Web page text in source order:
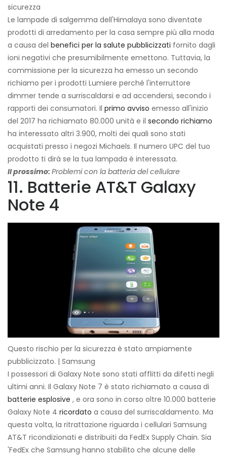
sicurezza
Le lampade di salgemma dell'Himalaya sono diventate
prodotti di arredamento per la casa sempre più alla moda
a causa del benefici per la salute pubblicizzati fornito dagli
ioni negativi che presumibilmente emettono. Tuttavia, la
commissione per la sicurezza ha emesso un secondo
richiamo per i prodotti Lumiere perché l'interruttore
dimmer tende a surriscaldarsi e ad accendersi, secondo i
rapporti dei consumatori. Il primo avviso emesso all'inizio
del 2017 ha richiamato 80.000 unità e il secondo richiamo
ha interessato altri 3.900, molti dei quali sono stati
acquistati presso i negozi Michaels. Il numero UPC del tuo
prodotto ti dirà se la tua lampada è interessata.
Il prossimo: Problemi con la batteria del cellulare
11. Batterie AT&T Galaxy
Note 4
Questo rischio per la sicurezza è stato ampiamente
pubblicizzato. | Samsung
I possessori di Galaxy Note sono stati afflitti da difetti negli
ultimi anni. Il Galaxy Note 7 è stato richiamato a causa di
batterie esplosive , e ora sono in corso oltre 10.000 batterie
Galaxy Note 4 ricordato a causa del surriscaldamento. Ma
questa volta, la ritrattazione riguarda i cellulari Samsung
AT&T ricondizionati e distribuiti da FedEx Supply Chain. Sia
'FedEx che Samsung hanno stabilito che alcune delle